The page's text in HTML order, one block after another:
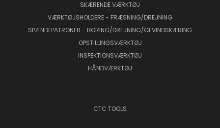
SKÆRENDE VÆRKTØJ
VÆRKTØJSHOLDERE - FRÆSNING/DREJNING
SPÆNDEPATRONER - BORING/DREJNING/GEVINDSKÆRING
OPSTILLINGSVÆRKTØJ
INSPEKTIONSVÆRKTØJ
HÅNDVÆRKTØJ
CTC TOOLS